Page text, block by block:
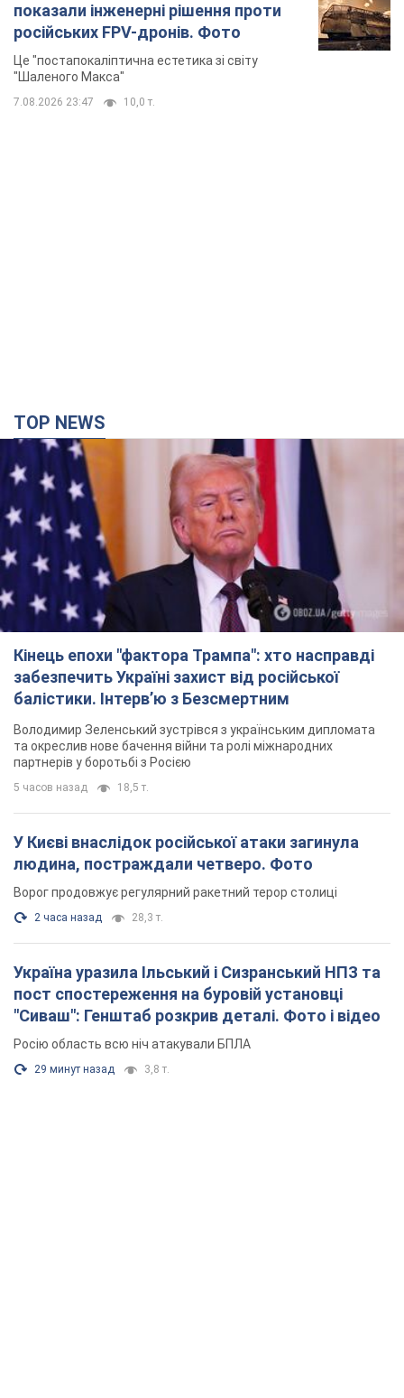
показали інженерні рішення проти
російських FPV-дронів. Фото
Це "постапокаліптична естетика зі світу
"Шаленого Макса"
7.08.2026 23:47 10,0 т.
TOP NEWS
Кінець епохи "фактора Трампа": хто насправді
забезпечить Україні захист від російської
балістики. Інтерв’ю з Безсмертним
Володимир Зеленський зустрівся з українським дипломата
та окреслив нове бачення війни та ролі міжнародних
партнерів у боротьбі з Росією
5 часов назад 18,5 т.
У Києві внаслідок російської атаки загинула
людина, постраждали четверо. Фото
Ворог продовжує регулярний ракетний терор столиці
2 часа назад 28,3 т.
Україна уразила Ільський і Сизранський НПЗ та
пост спостереження на буровій установці
"Сиваш": Генштаб розкрив деталі. Фото і відео
Росію область всю ніч атакували БПЛА
29 минут назад 3,8 т.